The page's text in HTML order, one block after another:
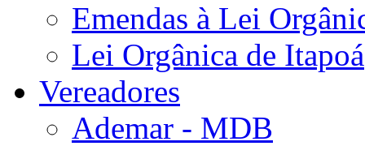
Emendas à Lei
Lei Orgânica de Itapoá
Vereadores
Ademar - MDB